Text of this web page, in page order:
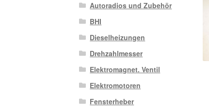
Autoradios und Zubehör
BHI
Dieselheizungen
Drehzahlmesser
Elektromagnet. Ventil
Elektromotoren
Fensterheber